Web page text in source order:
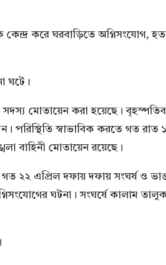
করে ঘরবাড়িতে অগ্নিসংযোগ,
ঘটে।
মোতায়েন করা হয়েছে।
পরিস্থিতি স্বাভাবিক করতে গত
বাহিনী মোতায়েন রয়েছে।
২২ এপ্রিল দফায় দফায় সংঘর্ষ ও
ঘটনা। সংঘর্ষে কালাম